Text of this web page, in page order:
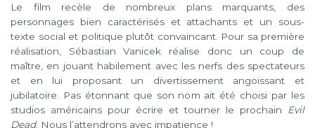
Le film recèle de nombreux plans marquants, des
personnages bien caractérisés et attachants et un sous-
texte social et politique plutôt convaincant. Pour sa première
réalisation, Sébastian Vanicek réalise donc un coup de
maître, en jouant habilement avec les nerfs des spectateurs
et en lui proposant un divertissement angoissant et
jubilatoire. Pas étonnant que son nom ait été choisi par les
studios américains pour écrire et tourner le prochain
Evil
Dead. Nous l’attendrons avec impatience !